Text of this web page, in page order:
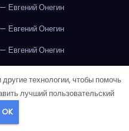
Евгений Онегин
Евгений Онегин
Евгений Онегин
Евгений Онегин
Евгений Онегин
технологии, чтобы помочь
лучший пользовательский
OK